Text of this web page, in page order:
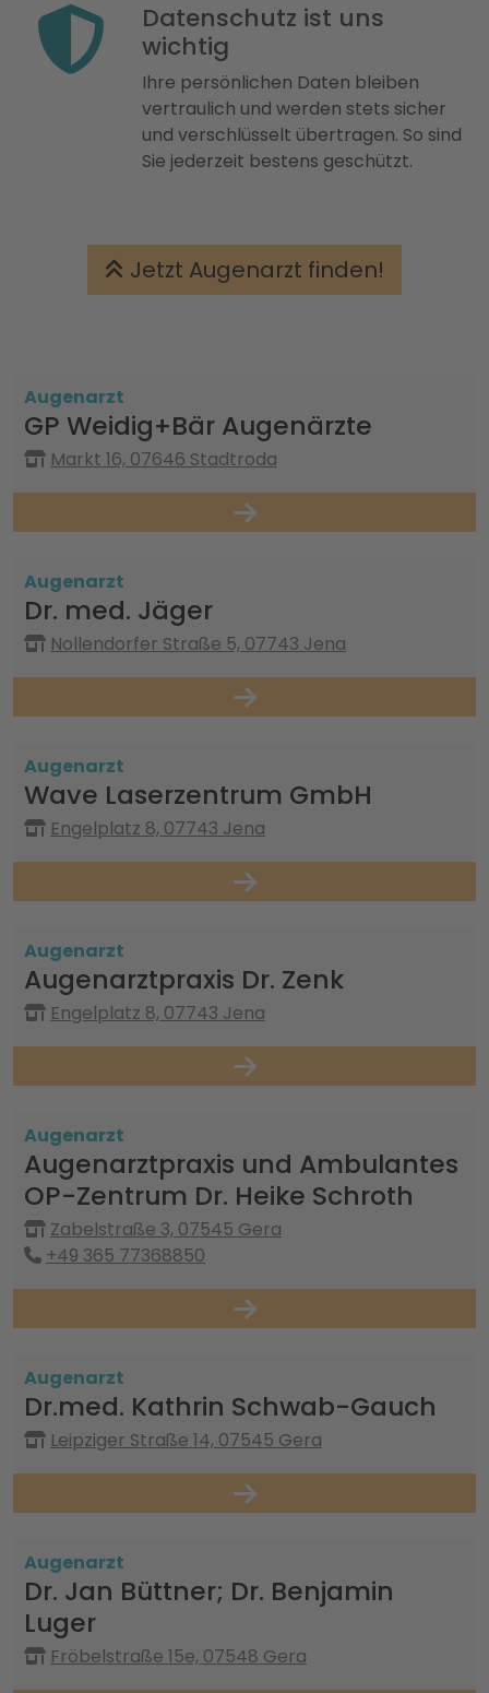
Datenschutz ist uns
wichtig
Ihre persönlichen Daten bleiben
vertraulich und werden stets sicher
und verschlüsselt übertragen. So sind
Sie jederzeit bestens geschützt.
Jetzt Augenarzt finden!
Augenarzt
GP Weidig+Bär Augenärzte
Markt 16, 07646 Stadtroda
Augenarzt
Dr. med. Jäger
Nollendorfer Straße 5, 07743 Jena
Augenarzt
Wave Laserzentrum GmbH
Engelplatz 8, 07743 Jena
Augenarzt
Augenarztpraxis Dr. Zenk
Engelplatz 8, 07743 Jena
Augenarzt
Augenarztpraxis und Ambulantes
OP-Zentrum Dr. Heike Schroth
Zabelstraße 3, 07545 Gera
+49 365 77368850
Augenarzt
Dr.med. Kathrin Schwab-Gauch
Leipziger Straße 14, 07545 Gera
Augenarzt
Dr. Jan Büttner; Dr. Benjamin
Luger
Fröbelstraße 15e, 07548 Gera